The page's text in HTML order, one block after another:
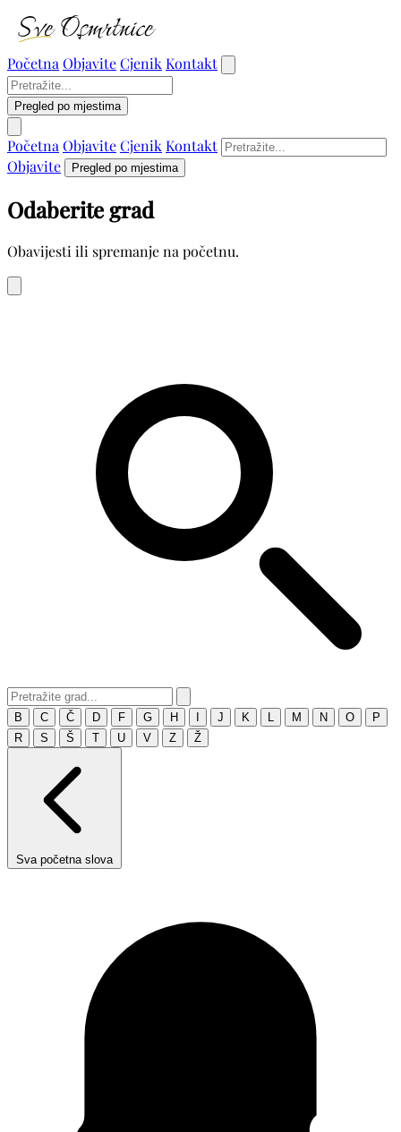
Početna ObjaviteCjenik Kontakt
Pregled po mjestima
Početna ObjaviteCjenik Kontakt
Objavite
Pregled po mjestima
Odaberite grad
Obavijesti ili spremanje na početnu.
B C Č D F G H J K M N O
P
R
S Š T U V Z Ž
Sva početna slova